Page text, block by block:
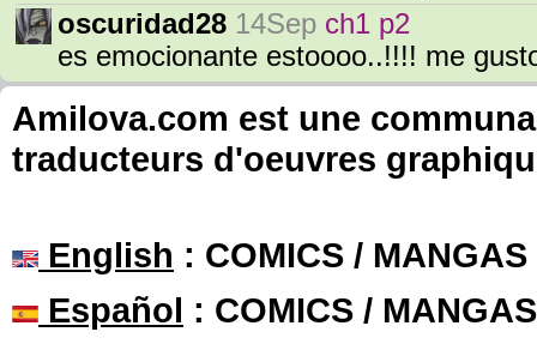
oscuridad28 14Sep ch1 p2
es emocionante estoooo..!!!! me
Amilova.com est une
traducteurs d'oeuvres
English : COMICS /
Español : COMICS /